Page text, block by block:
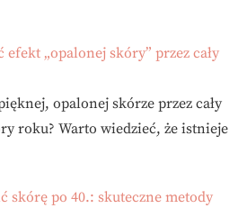
efekt „opalonej skóry” przez cały
opalonej skórze przez cały
roku? Warto wiedzieć, że istnieje
skórę po 40.: skuteczne metody